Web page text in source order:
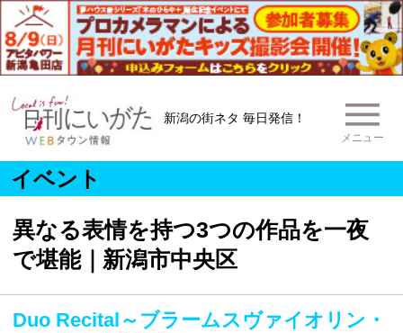
新潟の街ネタ 毎日発信！
メニュー
イベント
異なる表情を持つ3つの作品を一夜
で堪能｜新潟市中央区
Duo Recital～ブラームスヴァイオリン・